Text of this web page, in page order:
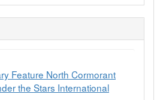
Feature North Cormorant
the Stars International